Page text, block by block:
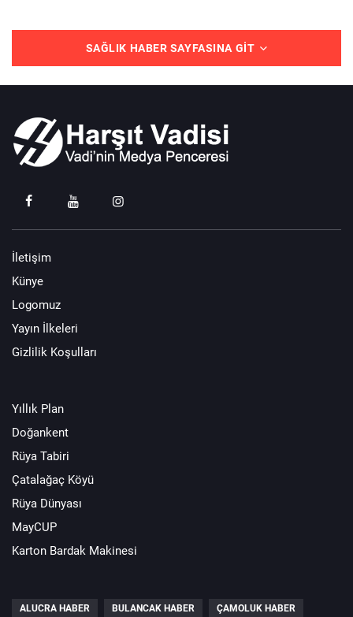
SAĞLIK HABER SAYFASINA GIT
İletişim
Künye
Logomuz
Yayın İlkeleri
Gizlilik Koşulları
Yıllık Plan
Doğankent
Rüya Tabiri
Çatalağaç Köyü
Rüya Dünyası
MayCUP
Karton Bardak Makinesi
ALUCRA HABER BULANCAK HABER ÇAMOLUK HABER